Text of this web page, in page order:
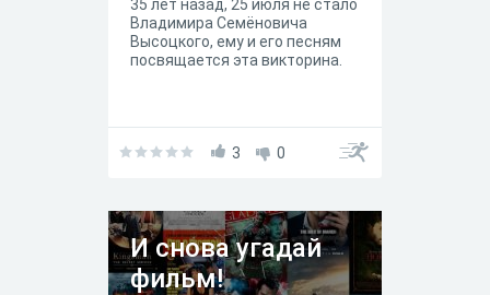
35 лет назад, 25 июля не стало
Владимира Семёновича
Высоцкого, ему и его песням
посвящается эта викторина.
3 0
И снова угадай
фильм!